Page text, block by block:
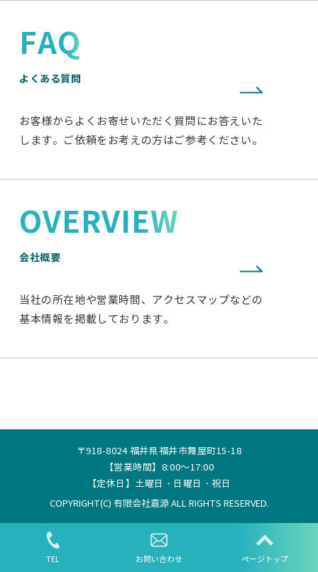
FAQ
よくある質問
お客様からよくお寄せいただく質問にお答えいた
します。ご依頼をお考えの方はご参考ください。
OVERVIEW
会社概要
当社の所在地や営業時間、アクセスマップなどの
基本情報を掲載しております。
TEL お問い合わせ ページトップ
〒918-8024 福井県福井市舞屋町15-18
【営業時間】8:00～17:00
【定休日】土曜日・日曜日・祝日
COPYRIGHT(C) 有限会社嘉源 ALL RIGHTS RESERVED.